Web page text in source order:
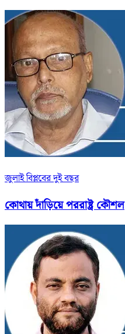
জুলাই বিপ্লবের দুই বছর
কোথায় দাঁড়িয়ে পররাষ্ট্র কৌশল